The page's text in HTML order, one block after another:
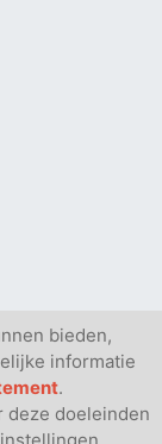
bieden,
informatie
.
deze doeleinden